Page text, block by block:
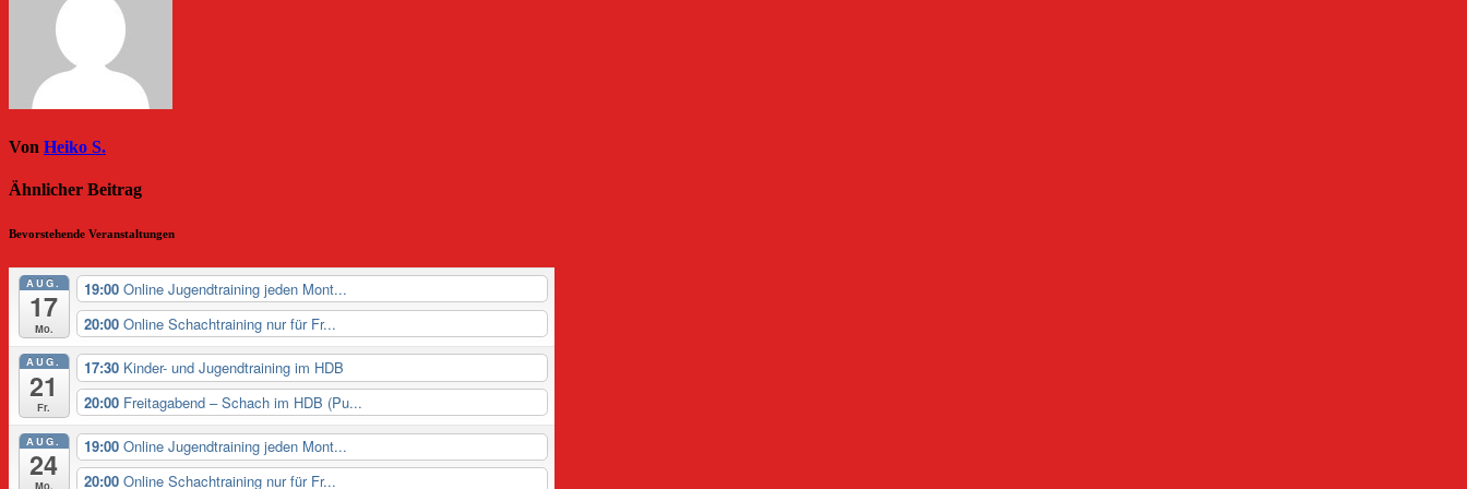
Von Heiko S.
Ähnlicher Beitrag
Bevorstehende Veranstaltungen
AUG.
17
Mo.
19:00 Online Jugendtraining jeden Mont...
20:00 Online Schachtraining nur für Fr...
AUG.
21
Fr.
17:30 Kinder- und Jugendtraining im HDB
20:00 Freitagabend – Schach im HDB (Pu...
AUG.
24
Mo.
19:00 Online Jugendtraining jeden Mont...
20:00 Online Schachtraining nur für Fr...